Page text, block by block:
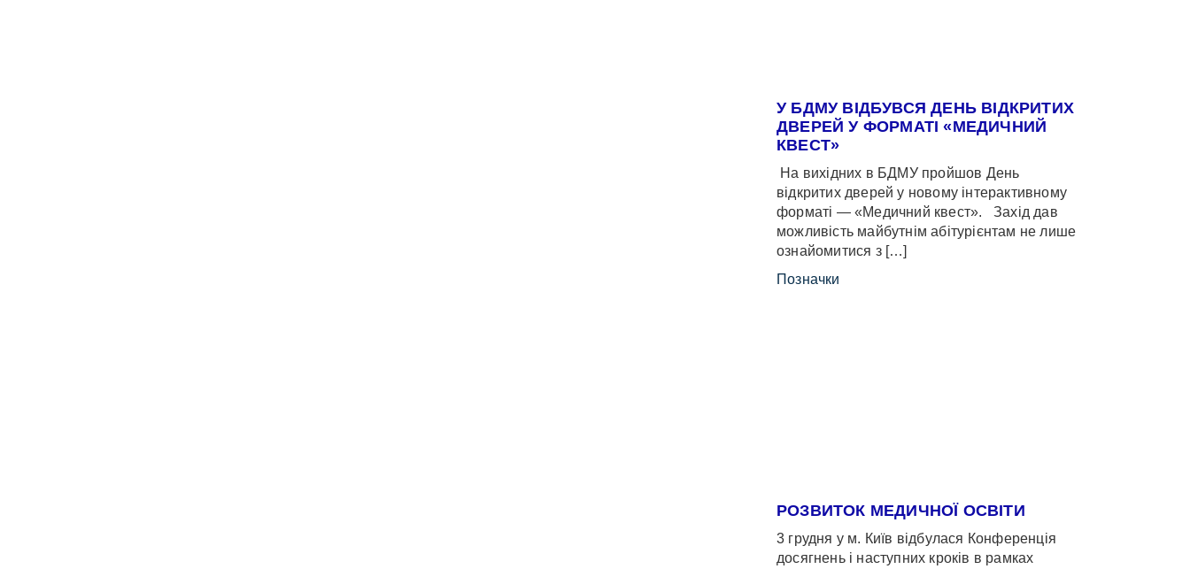
У БДМУ ВІДБУВСЯ ДЕНЬ ВІДКРИТИХ
ДВЕРЕЙ У ФОРМАТІ «МЕДИЧНИЙ
КВЕСТ»
На вихідних в БДМУ пройшов День
відкритих дверей у новому інтерактивному
форматі — «Медичний квест». Захід дав
можливість майбутнім абітурієнтам не лише
ознайомитися з […]
Позначки
РОЗВИТОК МЕДИЧНОЇ ОСВІТИ
3 грудня у м. Київ відбулася Конференція
досягнень і наступних кроків в рамках